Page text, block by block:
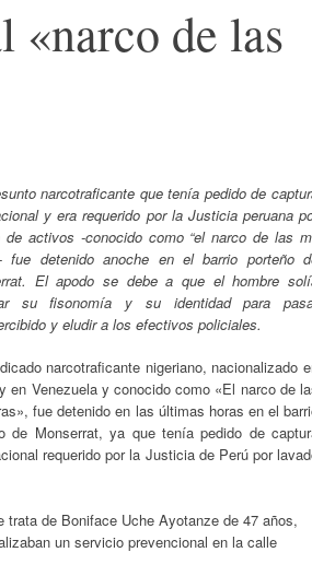
«narco de las
narcotraficante que tenía pedido de
y era requerido por la Justicia peruana
de activos -conocido como “el narco de las
fue detenido anoche en el barrio porteño
El apodo se debe a que el hombre
su fisonomía y su identidad para
y eludir a los efectivos policiales.
narcotraficante nigeriano, nacionalizado
en Venezuela y conocido como «El narco de
fue detenido en las últimas horas en el
de Monserrat, ya que tenía pedido de
requerido por la Justicia de Perú por
de Boniface Uche Ayotanze de 47 años,
un servicio prevencional en la calle